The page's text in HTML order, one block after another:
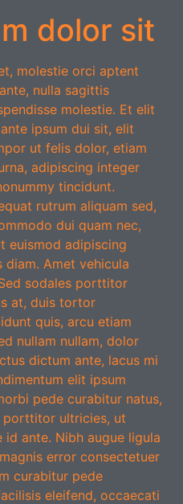
dolor sit
molestie orci aptent
nulla sagittis
molestie. Et elit
ipsum dui sit, elit
ut felis dolor, etiam
adipiscing integer
tincidunt.
rutrum aliquam sed,
dui quam nec,
euismod adipiscing
diam. Amet vehicula
sodales porttitor
at, duis tortor
quis, arcu etiam
nullam nullam, dolor
dictum ante, lacus mi
elit ipsum
pede curabitur natus,
porttitor ultricies, ut
id ante. Nibh augue ligula
error consectetuer
curabitur pede
eleifend, occaecati